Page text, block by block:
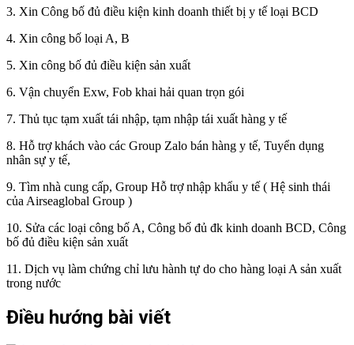
3. Xin Công bố đủ điều kiện kinh doanh thiết bị y tế loại BCD
4. Xin công bố loại A, B
5. Xin công bố đủ điều kiện sản xuất
6. Vận chuyển Exw, Fob khai hải quan trọn gói
7. Thủ tục tạm xuất tái nhập, tạm nhập tái xuất hàng y tế
8. Hỗ trợ khách vào các Group Zalo bán hàng y tế, Tuyển dụng
nhân sự y tế,
9. Tìm nhà cung cấp, Group Hỗ trợ nhập khẩu y tế ( Hệ sinh thái
của Airseaglobal Group )
10. Sửa các loại công bố A, Công bố đủ đk kinh doanh BCD, Công
bố đủ điều kiện sản xuất
11. Dịch vụ làm chứng chỉ lưu hành tự do cho hàng loại A sản xuất
trong nước
Điều hướng bài viết